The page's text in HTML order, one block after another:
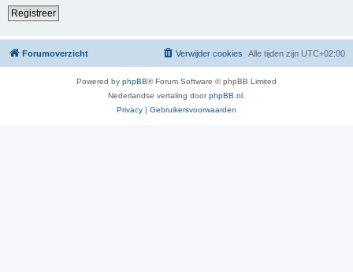
Registreer
Forumoverzicht Alle tijden zijn UTC+02:00
Verwijder cookies
Powered by phpBB® Forum Software © phpBB Limited
Nederlandse vertaling doorphpBB.nl
Privacy | Gebruikersvoorwaarden